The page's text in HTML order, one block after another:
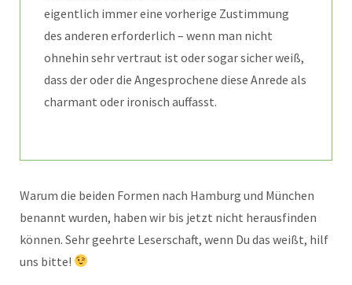
eigentlich immer eine vorherige Zustimmung
des anderen erforderlich – wenn man nicht
ohnehin sehr vertraut ist oder sogar sicher weiß,
dass der oder die Angesprochene diese Anrede als
charmant oder ironisch auffasst.
Warum die beiden Formen nach Hamburg und München
benannt wurden, haben wir bis jetzt nicht herausfinden
können. Sehr geehrte Leserschaft, wenn Du das weißt, hilf
uns bitte!